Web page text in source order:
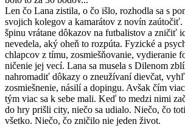
Len čo Lana zistila, o čo išlo, rozhodla sa s
svojich kolegov a kamarátov z novín
špinu vrátane dôkazov na futbalistov a zničiť
nevedela, aký oheň to rozpúta. Fyzické a
chlapcov z tímu, zosmiešňovanie, vydieranie
ničenie jej vecí. Lana sa musela s Dilenom
nahromadiť dôkazy o zneužívaní dievčat,
zosmiešnenie, násilí a dopingu. Avšak čím
tým viac sa k sebe mali. Keď to medzi nimi
do hry prišli city, niečo sa udialo. Niečo, čo
všetko. Niečo, čo zničilo nie jeden život.